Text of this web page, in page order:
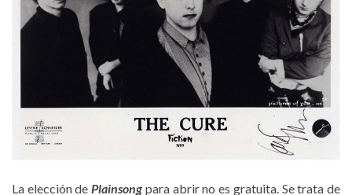
La elección dePlainsong para abrir no es gratuita. Se trata de